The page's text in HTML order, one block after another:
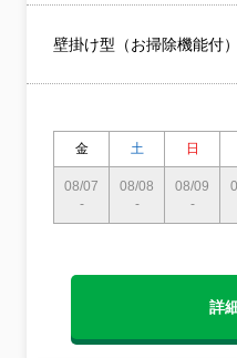
いしており
壁掛け型（お掃除機能付）
金 土 日
08/07
-
08/08
-
08/09
-
詳